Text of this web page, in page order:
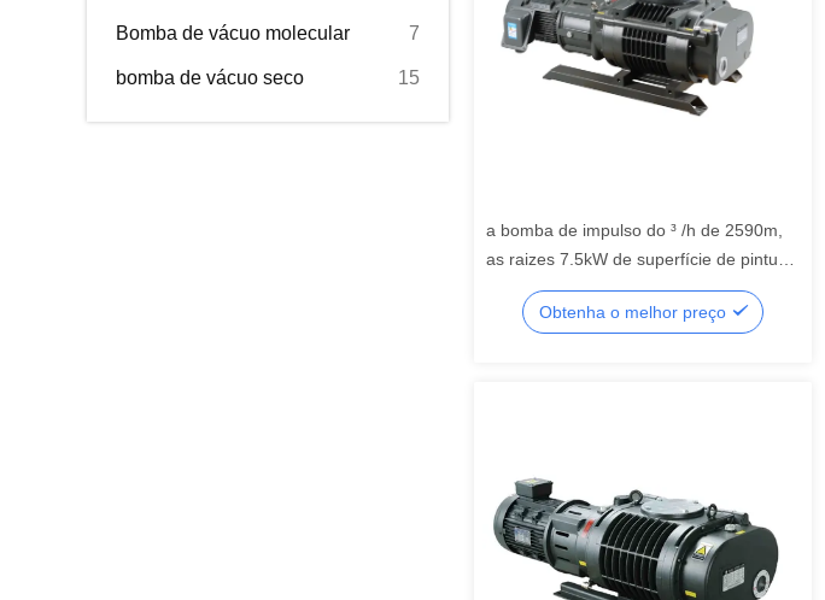
Bomba de vácuo molecular 7
bomba de vácuo seco 15
a bomba de impulso do ³ /h de 2590m,
as raizes 7.5kW de superfície de pintura
limpa a vida útil longa de baixo nível de
ruído livre do óleo de bomba
Obtenha o melhor preço